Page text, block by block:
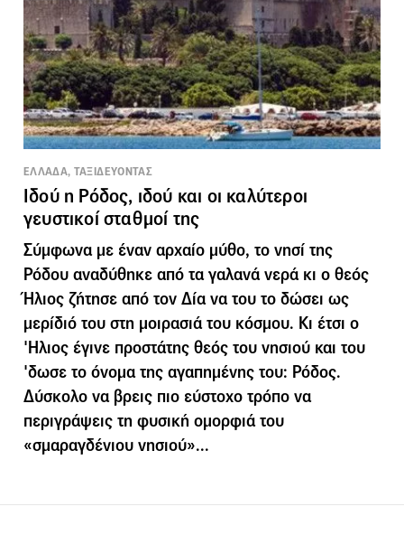
ΕΛΛΑΔΑ, ΤΑΞΙΔΕΥΟΝΤΑΣ
Ιδού η Ρόδος, ιδού και οι καλύτεροι
γευστικοί σταθμοί της
Σύμφωνα με έναν αρχαίο μύθο, το νησί της
Ρόδου αναδύθηκε από τα γαλανά νερά κι ο θεός
Ήλιος ζήτησε από τον Δία να του το δώσει ως
μερίδιό του στη μοιρασιά του κόσμου. Κι έτσι ο
'Ηλιος έγινε προστάτης θεός του νησιού και του
'δωσε το όνομα της αγαπημένης του: Ρόδος.
Δύσκολο να βρεις πιο εύστοχο τρόπο να
περιγράψεις τη φυσική ομορφιά του
«σμαραγδένιου νησιού»...